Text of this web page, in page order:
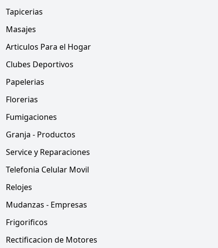
Tapicerias
Masajes
Articulos Para el Hogar
Clubes Deportivos
Papelerias
Florerias
Fumigaciones
Granja - Productos
Service y Reparaciones
Telefonia Celular Movil
Relojes
Mudanzas - Empresas
Frigorificos
Rectificacion de Motores